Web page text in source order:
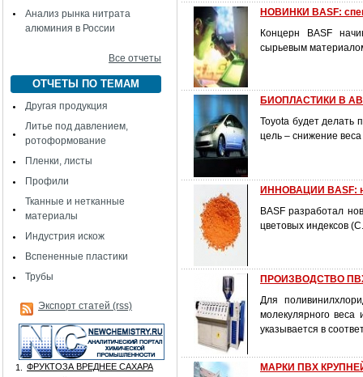
Анализ рынка нитрата
алюминия в России
Все отчеты
ОТЧЕТЫ ПО ТЕМАМ
Другая продукция
Литье под давлением,
ротоформование
Пленки, листы
Профили
Тканные и нетканные
материалы
Индустрия искож
Вспененные пластики
Трубы
Экспорт статей (rss)
1.
ФРУКТОЗА ВРЕДНЕЕ САХАРА
НОВИНКИ BASF:
Концерн BASF
сырьевым
БИОПЛАСТИКИ В
Toyota будет делать
цель – снижение
ИННОВАЦИИ BASF:
BASF разработал
цветовых индексов
ПРОИЗВОДСТВО ПВХ
Для
молекулярного
указывается в
МАРКИ ПВХ